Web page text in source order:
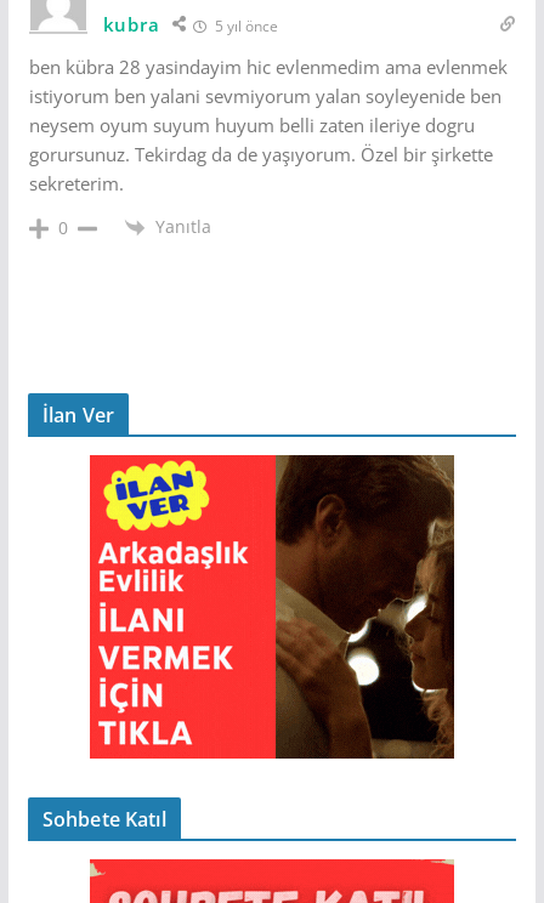
kubra 5 yıl önce
ben kübra 28 yasindayim hic evlenmedim ama evlenmek
istiyorum ben yalani sevmiyorum yalan soyleyenide ben
neysem oyum suyum huyum belli zaten ileriye dogru
gorursunuz. Tekirdag da de yaşıyorum. Özel bir şirkette
sekreterim.
0 Yanıtla
İlan Ver
Sohbete Katıl